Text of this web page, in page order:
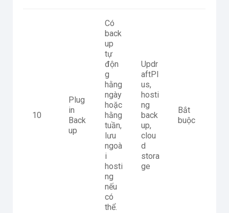
10
Plug
in
Back
up
Có
back
up
tự
độn
g
hằng
ngày
hoặc
hằng
tuần,
lưu
ngoà
i
hosti
ng
nếu
có
thể.
Updr
aftPl
us,
hosti
ng
back
up,
clou
d
stora
ge
Bắt
buộc